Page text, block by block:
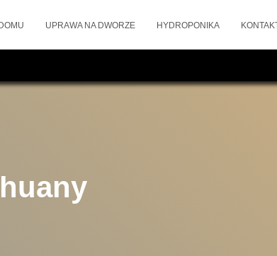
UPRAWA NA DWORZE HYDROPONIKA